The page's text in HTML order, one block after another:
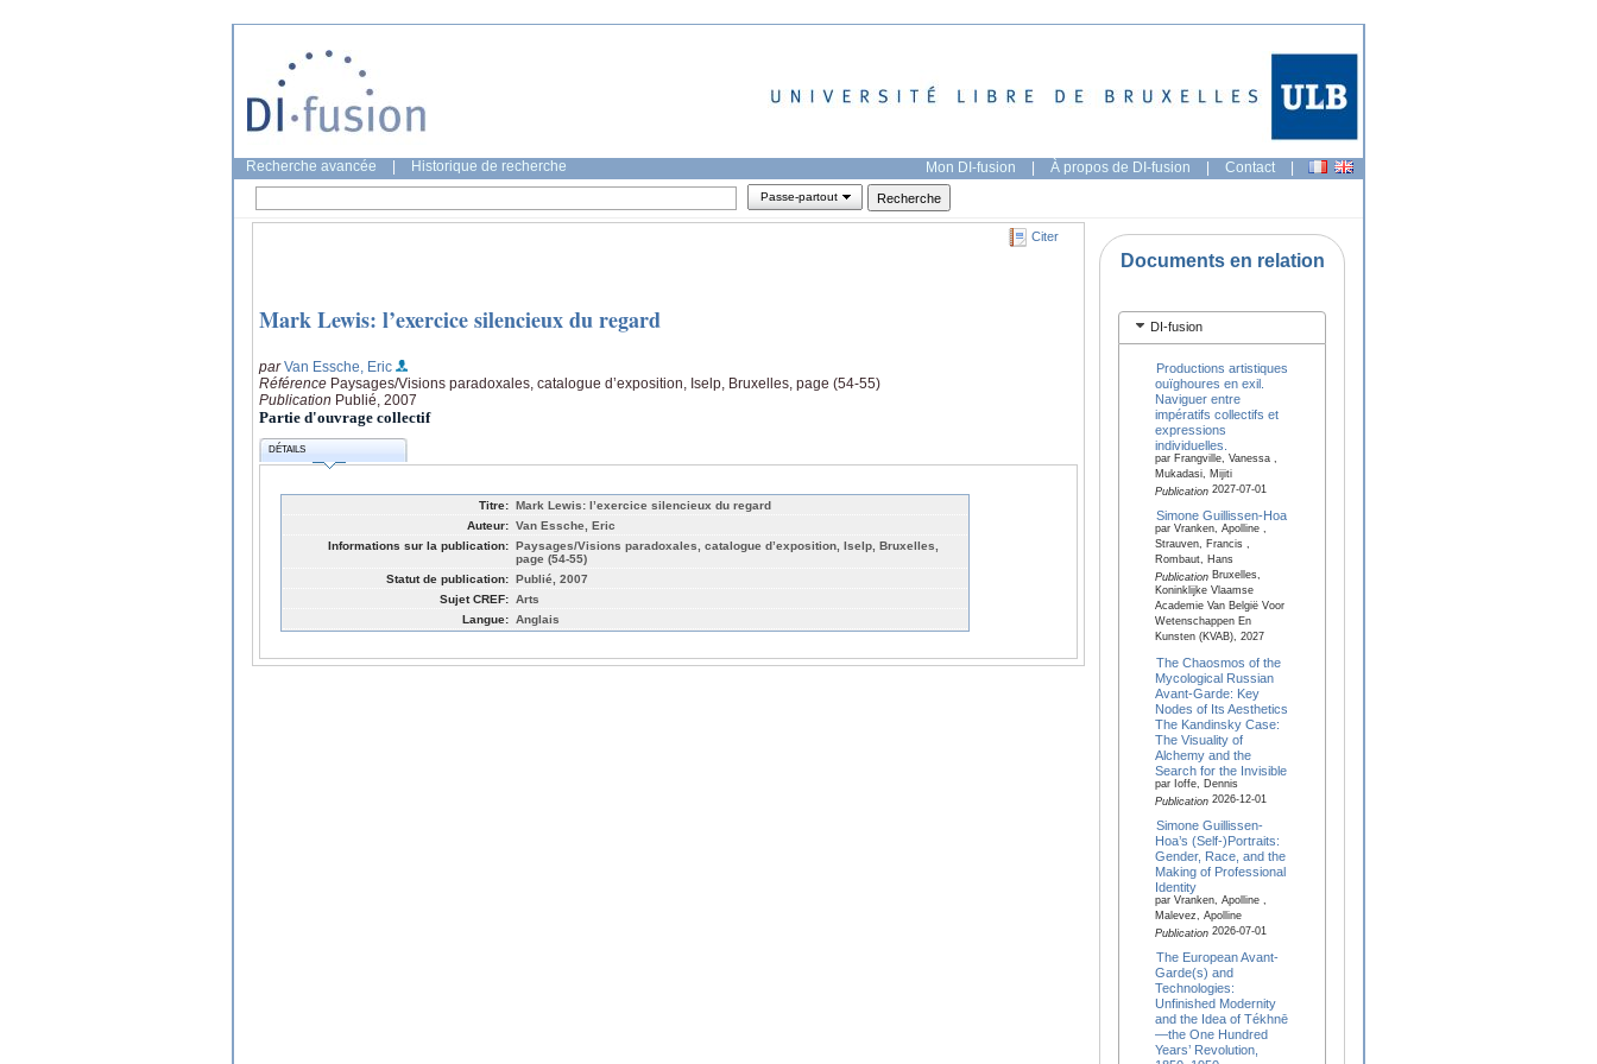
Recherche avancée Historique de recherche Mon DI-fusion | À propos de DI-fusion | Contact |
Passe-partout
Citer
Mark Lewis: l’exercice silencieux du regard
parVan Essche, Eric
Référence Paysages/Visions paradoxales, catalogue d’exposition, Iselp, Bruxelles, page (54-55)
Publication Publié, 2007
Partie d'ouvrage collectif
DÉTAILS
Titre: Mark Lewis: l’exercice silencieux du regard
Auteur: Van Essche, Eric
Informations sur la publication: Paysages/Visions paradoxales, catalogue d’exposition, Iselp, Bruxelles,
page (54-55)
Statut de publication: Publié, 2007
Sujet CREF: Arts
Langue: Anglais
Documents en relation
DI-fusion
Productions artistiques
ouïghoures en exil.
Naviguer entre
impératifs collectifs et
expressions
individuelles.
par Frangville, Vanessa ,
Mukadasi, Mijiti
Publication2027-07-01
Simone Guillissen-Hoa
par Vranken, Apolline ,
Strauven, Francis ,
Rombaut, Hans
PublicationBruxelles,
Koninklijke Vlaamse
Academie Van België Voor
Wetenschappen En
Kunsten (KVAB), 2027
The Chaosmos of the
Mycological Russian
Avant-Garde: Key
Nodes of Its Aesthetics
The Kandinsky Case:
The Visuality of
Alchemy and the
Search for the Invisible
par Ioffe, Dennis
Publication2026-12-01
Simone Guillissen-
Hoa’s (Self-)Portraits:
Gender, Race, and the
Making of Professional
Identity
par Vranken, Apolline ,
Malevez, Apolline
Publication2026-07-01
The European Avant-
Garde(s) and
Technologies:
Unfinished Modernity
and the Idea of Tékhnē
—the One Hundred
Years’ Revolution,